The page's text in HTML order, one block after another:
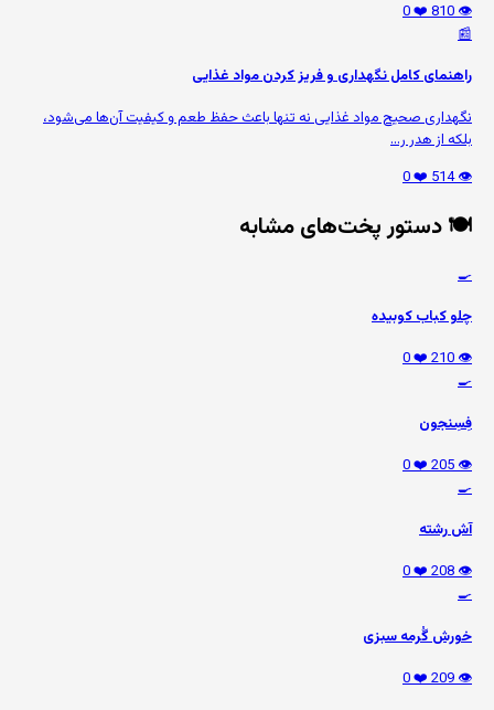
👁️ 810
❤️ 0
📰
راهنمای کامل نگهداری و فریز کردن مواد غذایی
نگهداری صحیح مواد غذایی نه تنها باعث حفظ طعم و کیفیت آن‌ها می‌شود،
بلکه از هدر ر...
👁️ 514
❤️ 0
🍽️ دستور پخت‌های مشابه
🍳
چلو کباب کوبیده
👁️ 210
❤️ 0
🍳
فِسِنجون
👁️ 205
❤️ 0
🍳
آش رشته
👁️ 208
❤️ 0
🍳
خورش گُرمه سبزی
👁️ 209
❤️ 0